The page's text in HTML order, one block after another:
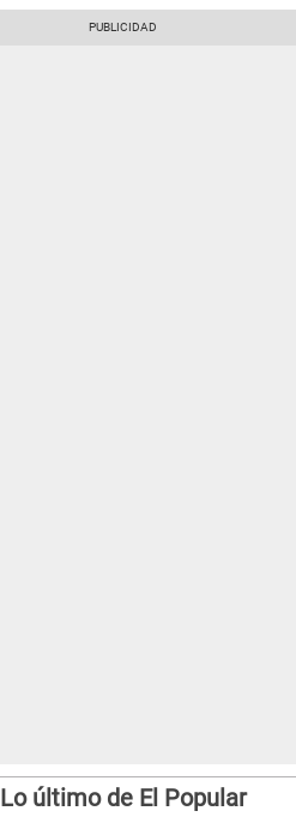
Lo último de El Popular